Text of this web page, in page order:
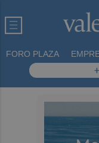
FORO PLAZA